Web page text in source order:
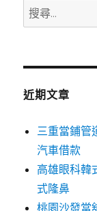
搜
尋
鍵
近期文章
三重當鋪管
汽車借款
高雄眼科韓
式隆鼻
桃園沙發當